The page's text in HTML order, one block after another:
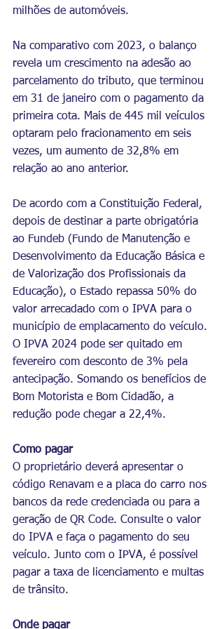
milhões de automóveis.
Na comparativo com 2023, o balanço
revela um crescimento na adesão ao
parcelamento do tributo, que terminou
em 31 de janeiro com o pagamento da
primeira cota. Mais de 445 mil veículos
optaram pelo fracionamento em seis
vezes, um aumento de 32,8% em
relação ao ano anterior.
De acordo com a Constituição Federal,
depois de destinar a parte obrigatória
ao Fundeb (Fundo de Manutenção e
Desenvolvimento da Educação Básica e
de Valorização dos Profissionais da
Educação), o Estado repassa 50% do
valor arrecadado com o IPVA para o
município de emplacamento do veículo.
O IPVA 2024 pode ser quitado em
fevereiro com desconto de 3% pela
antecipação. Somando os benefícios de
Bom Motorista e Bom Cidadão, a
redução pode chegar a 22,4%.
Como pagar
O proprietário deverá apresentar o
código Renavam e a placa do carro nos
bancos da rede credenciada ou para a
geração de QR Code. Consulte o valor
do IPVA e faça o pagamento do seu
veículo. Junto com o IPVA, é possível
pagar a taxa de licenciamento e multas
de trânsito.
Onde pagar